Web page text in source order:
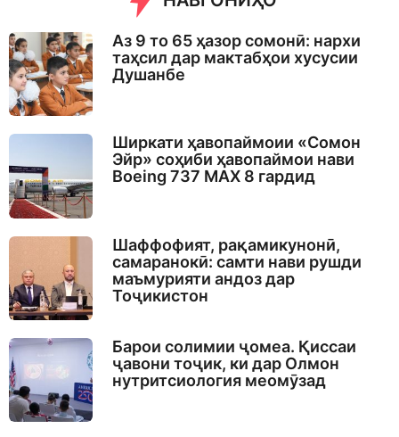
o
Аз 9 то 65 ҳазор сомонӣ: нархи
таҳсил дар мактабҳои хусусии
Душанбе
Ширкати ҳавопаймоии «Сомон
Эйр» соҳиби ҳавопаймои нави
Boeing 737 MAX 8 гардид
Шаффофият, рақамикунонӣ,
самаранокӣ: самти нави рушди
маъмурияти андоз дар
Тоҷикистон
Барои солимии ҷомеа. Қиссаи
ҷавони тоҷик, ки дар Олмон
нутритсиология меомӯзад